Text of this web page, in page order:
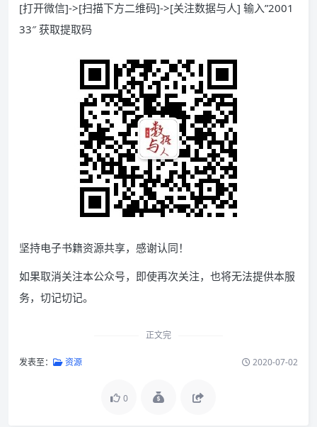
[打开微信]->[扫描下方二维码]->[关注数据与人] 输入”2001
33″ 获取提取码
坚持电子书籍资源共享，感谢认同！
如果取消关注本公众号，即使再次关注，也将无法提供本服
务，切记切记。
正文完
发表至： 资源 2020-07-02
0